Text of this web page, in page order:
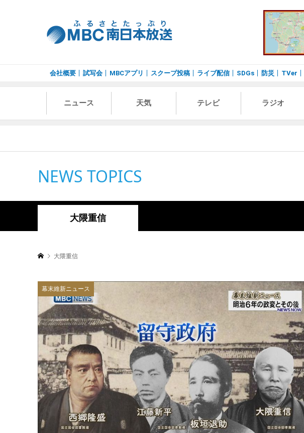
会社概要 試写会 MBCアプリ スクープ投稿 ライブ配信 SDGs 防災 TVer
ニュース 天気 テレビ ラジオ
NEWS TOPICS
大隈重信
大隈重信
幕末維新ニュース